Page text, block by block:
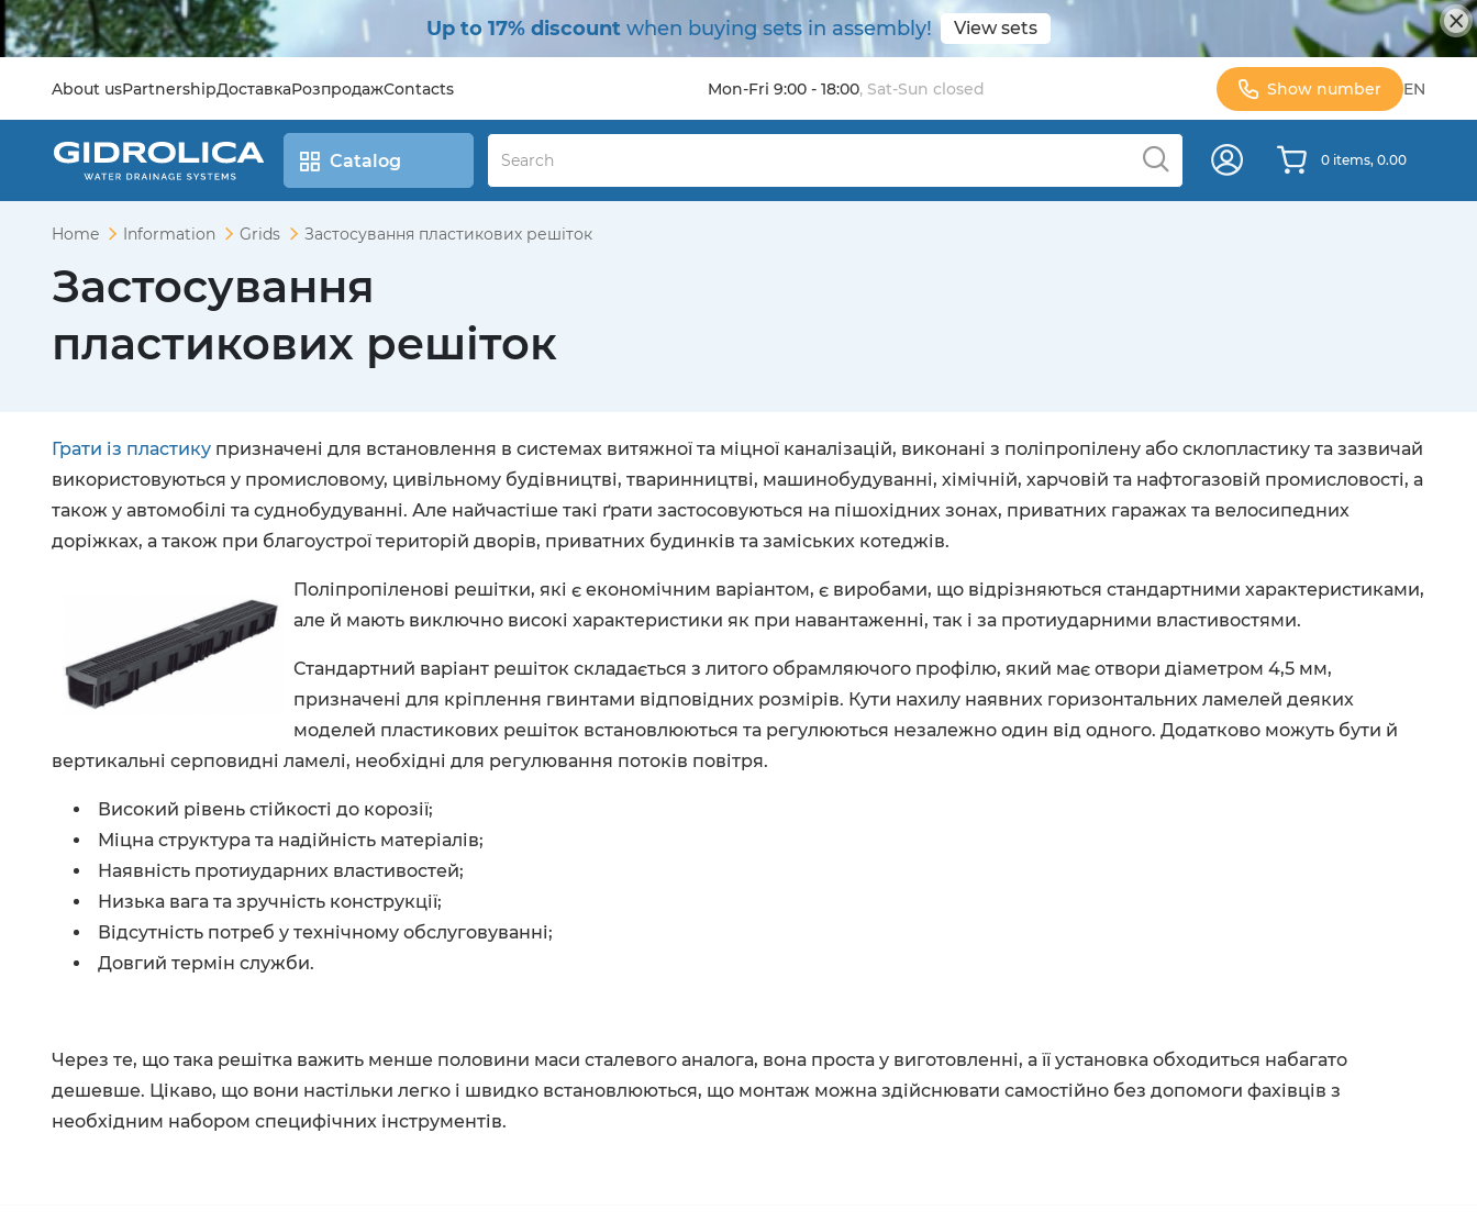
Up to 17% discount when buying sets in assembly! View sets
About usPartnershipДоставкаРозпродажContacts Mon-Fri 9:00 - 18:00, Sat-Sun closed Show number EN
Catalog 0 items, 0.00
Home Information Grids Застосування пластикових решіток
Застосування
пластикових решіток
Грати із пластику призначені для встановлення в системах витяжної та міцної каналізацій, виконані з поліпропілену або склопластику та зазвичай
використовуються у промисловому, цивільному будівництві, тваринництві, машинобудуванні, хімічній, харчовій та нафтогазовій промисловості, а
також у автомобілі та суднобудуванні. Але найчастіше такі ґрати застосовуються на пішохідних зонах, приватних гаражах та велосипедних
доріжках, а також при благоустрої територій дворів, приватних будинків та заміських котеджів.
Поліпропіленові решітки, які є економічним варіантом, є виробами, що відрізняються стандартними характеристиками,
але й мають виключно високі характеристики як при навантаженні, так і за протиударними властивостями.
Стандартний варіант решіток складається з литого обрамляючого профілю, який має отвори діаметром 4,5 мм,
призначені для кріплення гвинтами відповідних розмірів. Кути нахилу наявних горизонтальних ламелей деяких
моделей пластикових решіток встановлюються та регулюються незалежно один від одного. Додатково можуть бути й
вертикальні серповидні ламелі, необхідні для регулювання потоків повітря.
Високий рівень стійкості до корозії;
Міцна структура та надійність матеріалів;
Наявність протиударних властивостей;
Низька вага та зручність конструкції;
Відсутність потреб у технічному обслуговуванні;
Довгий термін служби.
Через те, що така решітка важить менше половини маси сталевого аналога, вона проста у виготовленні, а її установка обходиться набагато
дешевше. Цікаво, що вони настільки легко і швидко встановлюються, що монтаж можна здійснювати самостійно без допомоги фахівців з
необхідним набором специфічних інструментів.